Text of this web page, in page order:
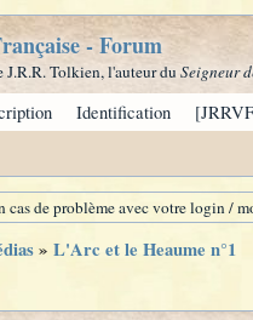
- Forum
J.R.R. Tolkien, l'auteur du Seigneur
Identification
de problème avec votre login /
» L'Arc et le Heaume n°1